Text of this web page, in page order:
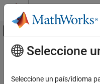
Saltar al contenido
Mostrar/ocultar
Inicio de Documentación
Contenido principal
Seleccione
Seleccione un país/idioma